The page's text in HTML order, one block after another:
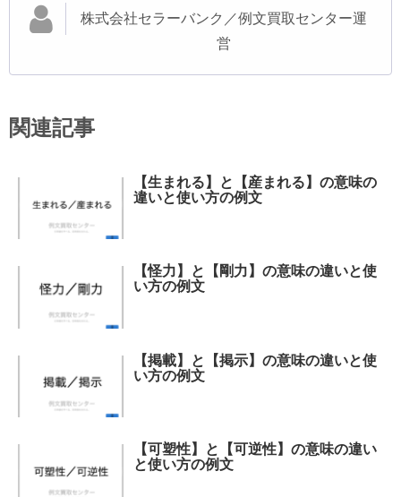
株式会社セラーバンク／例文買取センター運
営
関連記事
【生まれる】と【産まれる】の意味の
違いと使い方の例文
【怪力】と【剛力】の意味の違いと使
い方の例文
【掲載】と【掲示】の意味の違いと使
い方の例文
【可塑性】と【可逆性】の意味の違い
と使い方の例文